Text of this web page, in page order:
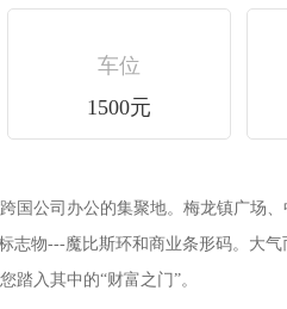
车位
1500元
国公司办公的集聚地。梅龙镇广场
志物---魔比斯环和商业条形码。大
入其中的“财富之门”。